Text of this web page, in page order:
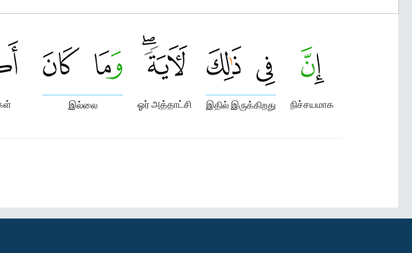
நிச்சயமாக
இதில் இருக்கிறது
ஓர் அத்தாட்சி
இல்லை